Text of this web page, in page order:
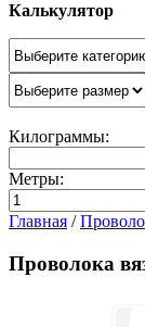
Калькулятор
Килограммы:
Метры:
Главная /
Проволока